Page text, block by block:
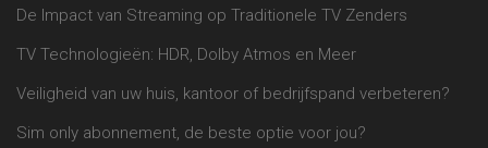
De Impact van Streaming op Traditionele TV Zenders
TV Technologieën: HDR, Dolby Atmos en Meer
Veiligheid van uw huis, kantoor of bedrijfspand verbeteren?
Sim only abonnement, de beste optie voor jou?